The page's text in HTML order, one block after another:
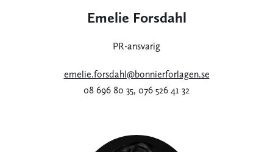
Emelie Forsdahl
PR-ansvarig
emelie.forsdahl@bonnierforlagen.se
08 696 80 35, 076 526 41 32